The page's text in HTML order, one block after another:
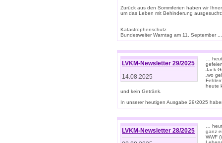
Zurück aus den Sommferien haben wir
um das Leben mit Behinderung ausgesucht:
Katastrophenschutz
Bundesweiter Warntag am 11. September
LVKM-Newsletter 29/2025
14.08.2025
…
Jack
„wo
heute
und kein Getränk.
In unserer heutigen Ausgabe 29/2025
LVKM-Newsletter 28/2025
…
ganz
WWF